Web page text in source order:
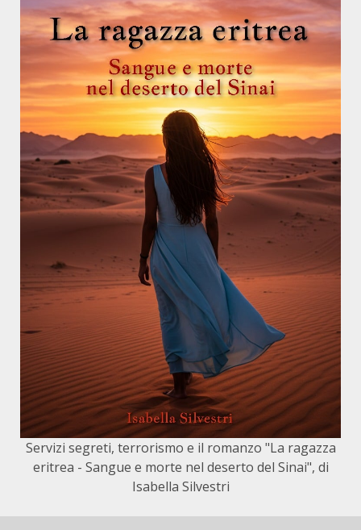
Servizi segreti, terrorismo e il romanzo "La ragazza
eritrea - Sangue e morte nel deserto del Sinai", di
Isabella Silvestri